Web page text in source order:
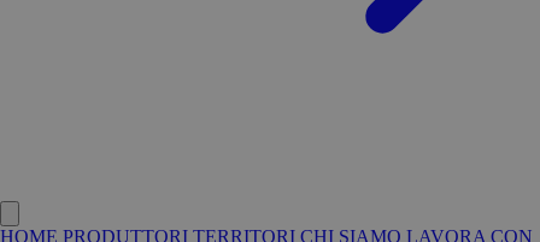
HOME PRODUTTORI TERRITORI CHI SIAMO LAVORA CON